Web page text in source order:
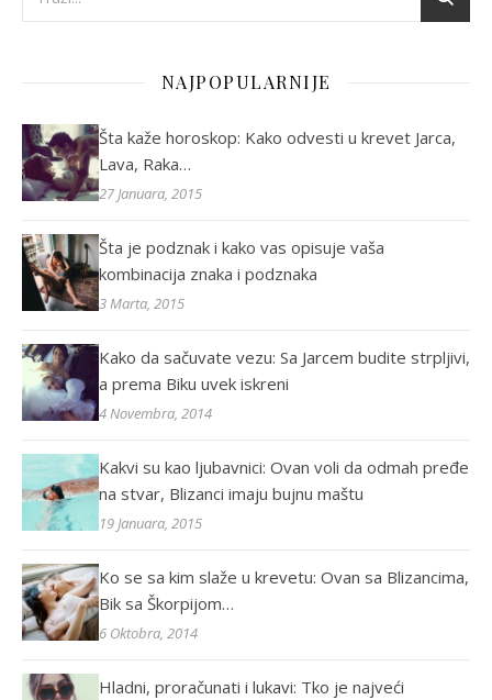
NAJPOPULARNIJE
Šta kaže horoskop: Kako odvesti u krevet Jarca,
Lava, Raka…
27 Januara, 2015
Šta je podznak i kako vas opisuje vaša
kombinacija znaka i podznaka
3 Marta, 2015
Kako da sačuvate vezu: Sa Jarcem budite strpljivi,
a prema Biku uvek iskreni
4 Novembra, 2014
Kakvi su kao ljubavnici: Ovan voli da odmah pređe
na stvar, Blizanci imaju bujnu maštu
19 Januara, 2015
Ko se sa kim slaže u krevetu: Ovan sa Blizancima,
Bik sa Škorpijom…
6 Oktobra, 2014
Hladni, proračunati i lukavi: Tko je najveći